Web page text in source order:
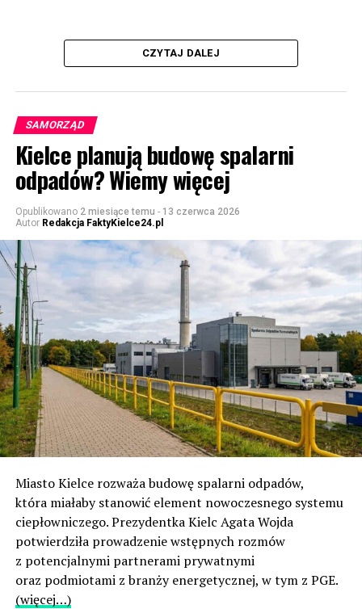
CZYTAJ DALEJ
SAMORZĄD
Kielce planują budowę spalarni
odpadów? Wiemy więcej
Opublikowano 2 miesiące temu - 13 czerwca 2026
Autor Redakcja FaktyKielce24.pl
Miasto Kielce rozważa budowę spalarni odpadów,
która miałaby stanowić element nowoczesnego systemu
ciepłowniczego. Prezydentka Kielc Agata Wojda
potwierdziła prowadzenie wstępnych rozmów
z potencjalnymi partnerami prywatnymi
oraz podmiotami z branży energetycznej, w tym z PGE.
(więcej…)